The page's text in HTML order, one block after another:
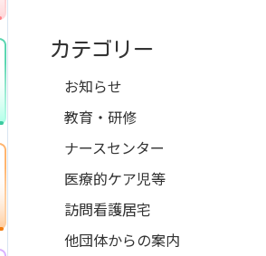
カテゴリー
お知らせ
教育・研修
ナースセンター
医療的ケア児等
訪問看護居宅
他団体からの案内